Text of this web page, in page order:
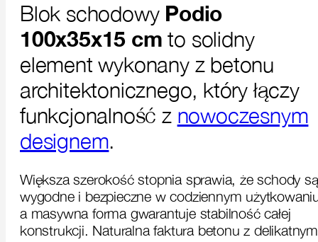
Blok schodowy Podio
100x35x15 cm to solidny
element wykonany z betonu
architektonicznego, który łączy
funkcjonalność z nowoczesnym
designem.
Większa szerokość stopnia sprawia, że schody są
wygodne i bezpieczne w codziennym
a masywna forma gwarantuje stabilność całej
konstrukcji. Naturalna faktura betonu z